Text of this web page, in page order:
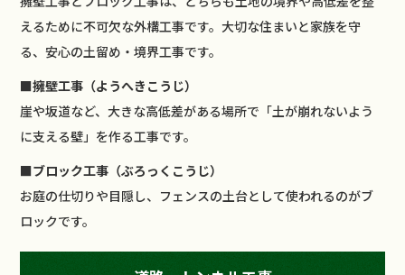
えるために不可欠な外構工事です。大切な住まいと家族を守
る、安心の土留め・境界工事です。
■擁壁工事（ようへきこうじ）
崖や坂道など、大きな高低差がある場所で「土が崩れないよう
に支える壁」を作る工事です。
■ブロック工事（ぶろっくこうじ）
お庭の仕切りや目隠し、フェンスの土台として使われるのがブ
ロックです。